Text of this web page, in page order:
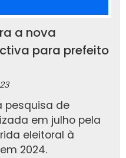
a nova
para prefeito
pesquisa de
em julho pela
eleitoral à
2024.